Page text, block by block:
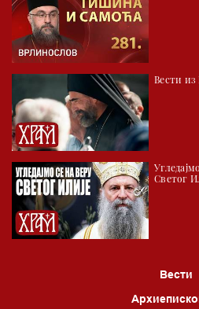
03.03 Палета културног наслеђа
04.00 Час историје
05.30 Храм културе
06.00 Црквена предавања и
*најважније вести емитујемо на
Вести из
Светог
Вести